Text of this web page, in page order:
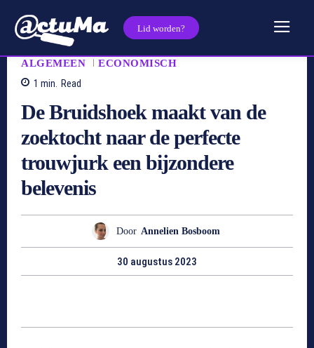
Lid worden?
ALGEMEEN
ECONOMISCH
1 min. Read
De Bruidshoek maakt van de
zoektocht naar de perfecte
trouwjurk een bijzondere
belevenis
Door Annelien Bosboom
30 augustus 2023